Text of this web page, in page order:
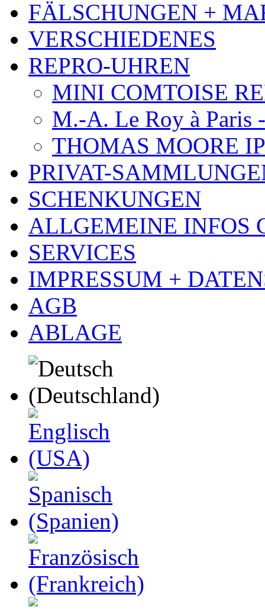
FÄLSCHUNGEN +
VERSCHIEDENES
REPRO-UHREN
MINI COMTOISE
M.-A. Le Roy à Paris
THOMAS MOORE
PRIVAT-
SCHENKUNGEN
ALLGEMEINE INFOS
SERVICES
IMPRESSUM +
AGB
ABLAGE